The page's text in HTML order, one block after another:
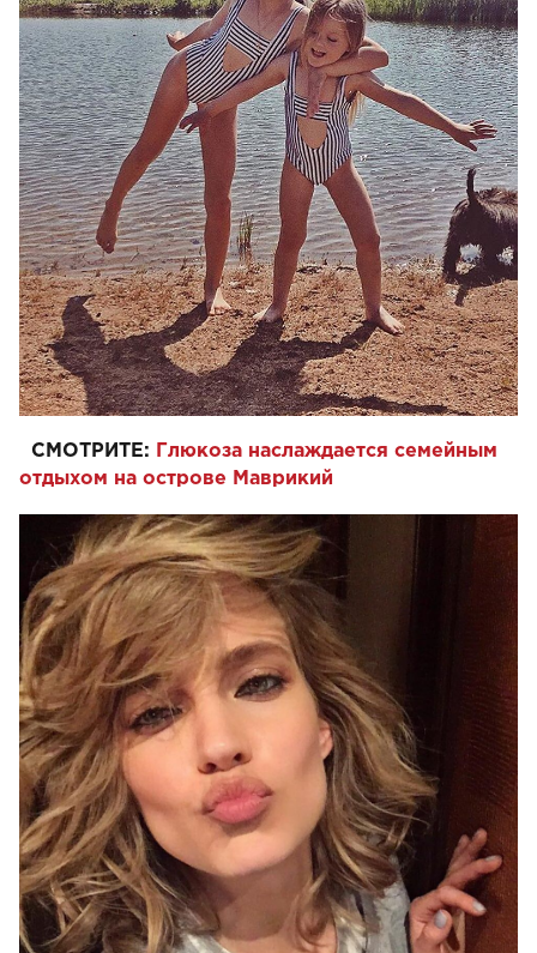
СМОТРИТЕ:
Глюкоза наслаждается семейным
отдыхом на острове Маврикий